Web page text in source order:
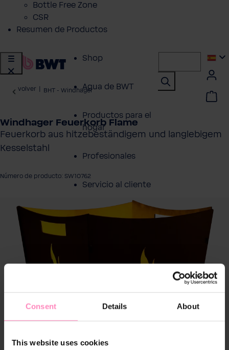
Consent Details About
This website uses cookies
Bottle Free Zone
CSR
Resumen de Productos
Shop
Agua de BWT
Productos para el
hogar
Profesionales
Servicio al cliente
Productos
volver BHT - Windhager
Windhager Feuerkorb Flame
Feuerkorb aus hitzebeständigem und langlebigem
Kesselstahl
Número de producto: SW10762